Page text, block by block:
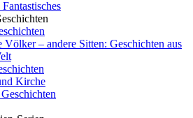
Völker – andere Sitten: Geschichten aus
Kirche